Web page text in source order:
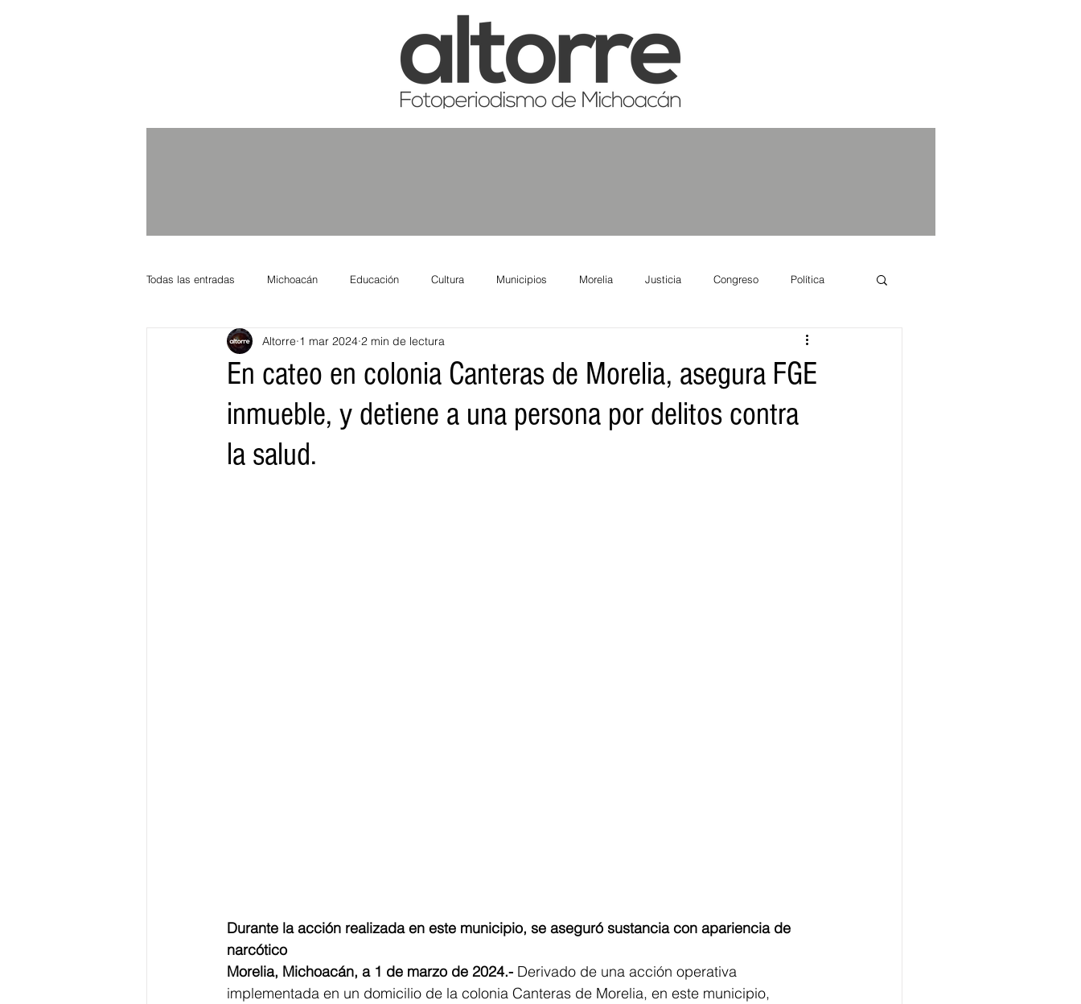
Todas las entradas Michoacán Educación Cultura Municipios Morelia Justicia Congreso Política
Nacional Internacional Columnistas Salud
Gobernador Segob Sedeco Turismo Sader DIF Mujeres Scop Seguridad Educativas
En cateo en colonia Canteras de Morelia, asegura FGE
inmueble, y detiene a una persona por delitos contra
la salud.
Altorre 1 mar 2024 2 min de lectura
Durante la acción realizada en este municipio, se aseguró sustancia con apariencia de
narcótico
Morelia, Michoacán, a 1 de marzo de 2024.- Derivado de una acción operativa
implementada en un domicilio de la colonia Canteras de Morelia, en este municipio,